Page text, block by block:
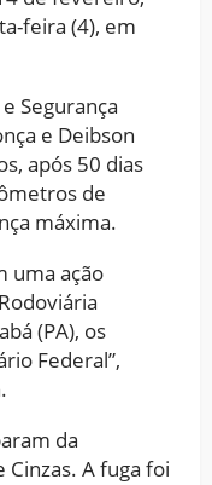
feira (4), em
Segurança
e Deibson
após 50 dias
de
máxima.
uma ação
(PA), os
Federal”,
da
A fuga foi